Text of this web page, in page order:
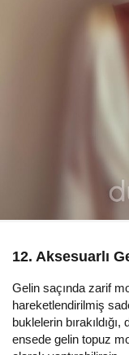
12. Aksesuarlı
Gelin saçında zarif
hareketlendirilmiş
buklelerin
ensede gelin topuz